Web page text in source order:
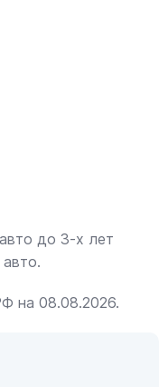
до 3-х лет
на 08.08.2026.